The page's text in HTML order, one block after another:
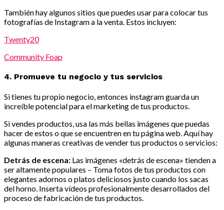
También hay algunos sitios que puedes usar para colocar tus
fotografías de Instagram a la venta. Estos incluyen:
Twenty20
Community Foap
4. Promueve tu negocio y tus servicios
Si tienes tu propio negocio, entonces instagram guarda un
increíble potencial para el marketing de tus productos.
Si vendes productos, usa las más bellas imágenes que puedas
hacer de estos o que se encuentren en tu página web. Aquí hay
algunas maneras creativas de vender tus productos o servicios:
Detrás de escena: Las imágenes «detrás de escena» tienden a
ser altamente populares – Toma fotos de tus productos con
elegantes adornos o platos deliciosos justo cuando los sacas
del horno. Inserta vídeos profesionalmente desarrollados del
proceso de fabricación de tus productos.